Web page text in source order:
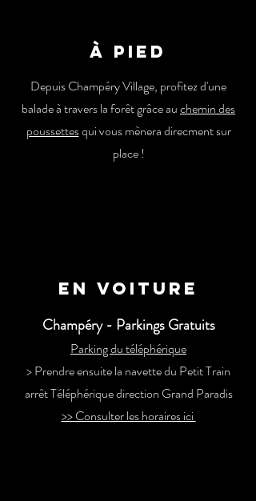
À pied
Depuis Champéry Village, profitez d'une
balade à travers la forêt grâce auchemin des
poussettesqui vous mènera direcment sur
place !
EN VOITURE
Champéry - Parkings Gratuits
Parking du téléphérique
> Prendre ensuite la navette du Petit Train
arrêt Téléphérique direction Grand Paradis
>> Consulter les horaires ici